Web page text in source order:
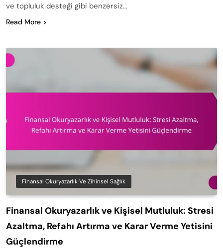
ve topluluk desteği gibi benzersiz…
Read More
Finansal Okuryazarlık Ve Zihinsel Sağlık
Finansal Okuryazarlık ve Kişisel Mutluluk: Stresi
Azaltma, Refahı Artırma ve Karar Verme Yetisini
Güçlendirme